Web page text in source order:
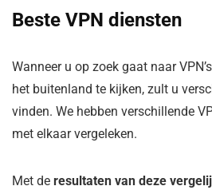
Beste VPN diensten
Wanneer u op zoek gaat naar
het buitenland te kijken, zult u
vinden. We hebben verschillende
met elkaar vergeleken.
Met de resultaten van deze